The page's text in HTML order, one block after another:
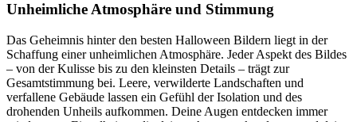
Unheimliche Atmosphäre und Stimmung
Das Geheimnis hinter den besten Halloween Bildern liegt in der
Schaffung einer unheimlichen Atmosphäre. Jeder Aspekt des Bildes
– von der Kulisse bis zu den kleinsten Details – trägt zur
Gesamtstimmung bei. Leere, verwilderte Landschaften und
verfallene Gebäude lassen ein Gefühl der Isolation und des
drohenden Unheils aufkommen. Deine Augen entdecken immer